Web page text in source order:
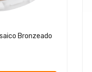
Bronzeado